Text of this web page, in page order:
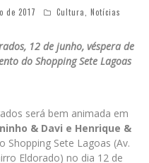
de 2017 Cultura Notícias
12 de junho, véspera de
do Shopping Sete Lagoas
será bem animada em
& Davi e Henrique &
Sete Lagoas (Av.
Eldorado) no dia 12 de